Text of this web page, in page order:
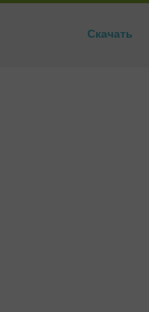
Скачать